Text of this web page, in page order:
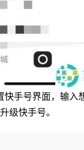
手号界面，输入
级快手号。